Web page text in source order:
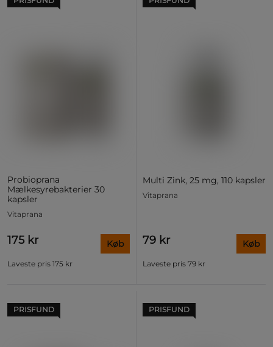
Probioprana
Mælkesyrebakterier 30
kapsler
Vitaprana
175 kr
Laveste pris 175 kr
Køb
Multi Zink, 25 mg, 110 kapsler
Vitaprana
79 kr
Laveste pris 79 kr
Køb
PRISFUND PRISFUND